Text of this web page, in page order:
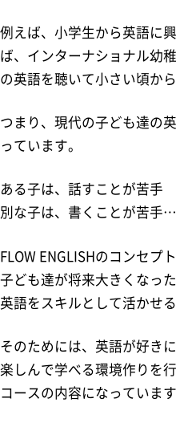
例えば、小学生から英語に
ば、インターナショナル幼
の英語を聴いて小さい頃か
つまり、現代の子ども達の
っています。
ある子は、話すことが苦手
別な子は、書くことが苦手
FLOW ENGLISHのコンセプト
子ども達が将来大きくなった
英語をスキルとして活かせ
そのためには、英語が好き
楽しんで学べる環境作りを
コースの内容になっています